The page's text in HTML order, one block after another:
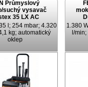
Průmyslový
suchý vysavač
35 LX AC
l; 254 mbar; 4.320
kg; automatický
oklep
1.380
l/